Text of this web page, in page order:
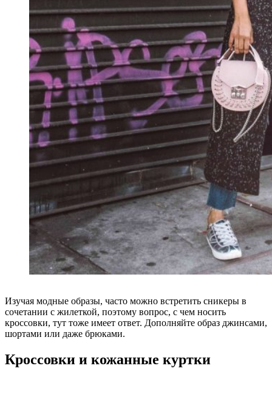
Изучая модные образы, часто можно встретить сникеры в
сочетании с жилеткой, поэтому вопрос, с чем носить
кроссовки, тут тоже имеет ответ. Дополняйте образ джинсами,
шортами или даже брюками.
Кроссовки и кожанные куртки